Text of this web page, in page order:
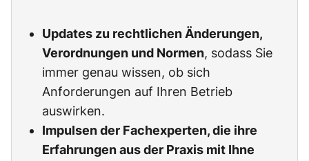
Updates zu rechtlichen Änderungen,
Verordnungen und Normen, sodass Sie
immer genau wissen, ob sich
Anforderungen auf Ihren Betrieb
auswirken.
Impulsen der Fachexperten, die ihre
Erfahrungen aus der Praxis mit Ihne